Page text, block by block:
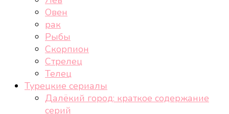
Овен
рак
Рыбы
Скорпион
Стрелец
Телец
Турецкие сериалы
Далёкий город: краткое содержание
серий